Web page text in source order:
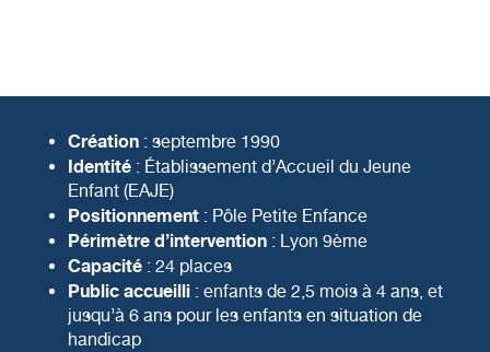
Création : septembre 1990
Identité : Établissement d’Accueil du Jeune
Enfant (EAJE)
Positionnement : Pôle Petite Enfance
Périmètre d’intervention : Lyon 9ème
Capacité : 24 places
Public accueilli : enfants de 2,5 mois à 4 ans, et
jusqu’à 6 ans pour les enfants en situation de
handicap